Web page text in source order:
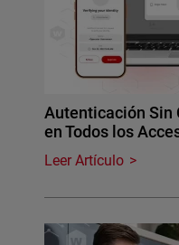
Autenticación Sin
en Todos los
Leer Artículo